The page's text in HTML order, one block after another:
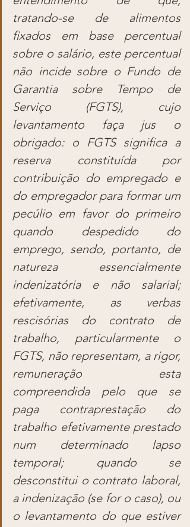
tratando-se de alimentos
fixados em base percentual
sobre o salário, este percentual
não incide sobre o Fundo de
Garantia sobre Tempo de
Serviço (FGTS), cujo
levantamento faça jus o
obrigado: o FGTS significa a
reserva constituída por
contribuição do empregado e
do empregador para formar um
pecúlio em favor do primeiro
quando despedido do
emprego, sendo, portanto, de
natureza essencialmente
indenizatória e não salarial;
efetivamente, as verbas
rescisórias do contrato de
trabalho, particularmente o
FGTS, não representam, a rigor,
remuneração esta
compreendida pelo que se
paga contraprestação do
trabalho efetivamente prestado
num determinado lapso
temporal; quando se
desconstitui o contrato laboral,
a indenização (se for o caso), ou
o levantamento do que estiver